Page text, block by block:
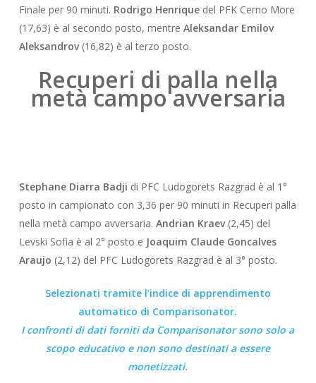
Finale per 90 minuti. Rodrigo Henriquedel PFK Cerno More
(17,63) è al secondo posto, mentre Aleksandar Emilov
Aleksandrov(16,82) è al terzo posto.
Recuperi di palla nella
metà campo avversaria
Stephane Diarra Badji di PFC Ludogorets Razgrad è al 1°
posto in campionato con 3,36 per 90 minuti in Recuperi palla
nella metà campo avversaria. Andrian Kraev(2,45) del
Levski Sofia è al 2° posto e Joaquim Claude Goncalves
Araujo (2,12) del PFC Ludogorets Razgrad è al 3° posto.
Selezionati tramite l’indice di apprendimento
automatico di Comparisonator.
I confronti di dati forniti da Comparisonatorsono solo a
scopo educativo e non sono destinati a essere
monetizzati.